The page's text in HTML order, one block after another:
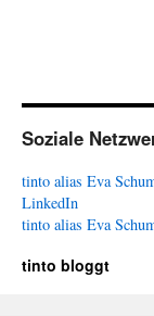
Soziale
tinto alias Eva
LinkedIn
tinto alias Eva
tinto bloggt